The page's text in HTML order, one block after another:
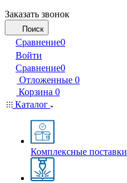
Заказать звонок
Поиск
Сравнение0
Войти
Сравнение0
Отложенные 0
Корзина 0
Каталог
Комплексные поставки